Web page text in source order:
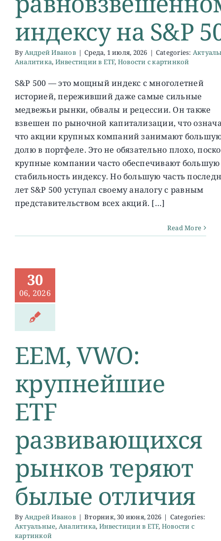
индексу на S&P
ByАндрей Иванов | Среда, 1 июля, 2026 | Categories:
Аналитика, Инвестиции в ETF, Новости с картинкой
S&P 500 — это мощный индекс с многолетней
историей, переживший даже самые сильные
медвежьи рынки, обвалы и рецессии. Он также
взвешен по рыночной капитализации, что
что акции крупных компаний занимают
долю в портфеле. Это не обязательно плохо,
крупные компании часто обеспечивают большую
стабильность индексу. Но большую часть
лет S&P 500 уступал своему аналогу с равным
представительством всех акций. […]
Read More
30
06, 2026
EEM, VWO:
крупнейшие
ETF
развивающихся
рынков теряют
былые отличия
ByАндрей Иванов | Вторник, 30 июня, 2026 | Categories:
Актуальные, Аналитика, Инвестиции в ETF, Новости с
картинкой